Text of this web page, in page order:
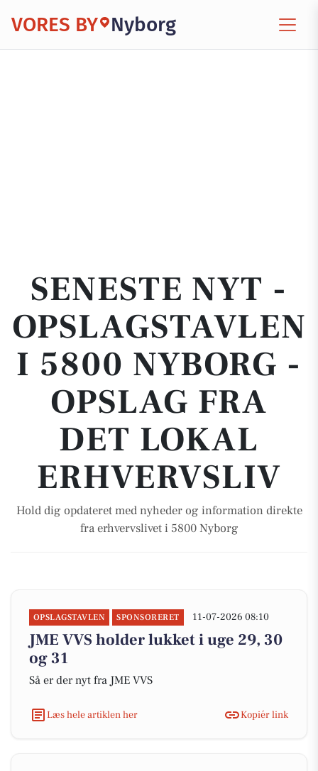
VORES BY Nyborg
SENESTE NYT -
OPSLAGSTAVLEN
I 5800 NYBORG -
OPSLAG FRA
DET LOKAL
ERHVERVSLIV
Hold dig opdateret med nyheder og information direkte
fra erhvervslivet i 5800 Nyborg
OPSLAGSTAVLEN SPONSORERET 11-07-2026 08:10
JME VVS holder lukket i uge 29, 30
og 31
Så er der nyt fra JME VVS
Læs hele artiklen her Kopiér link